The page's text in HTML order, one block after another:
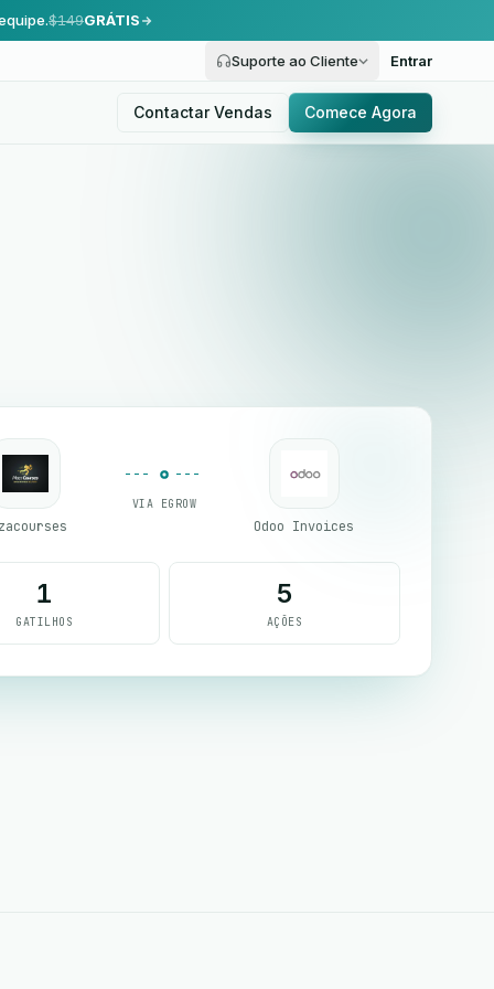
$149GRÁTIS
Suporte ao Cliente Entrar
Contactar Vendas Comece Agora
VIA EGROW
Odoo Invoices
1
GATILHOS
5
AÇÕES